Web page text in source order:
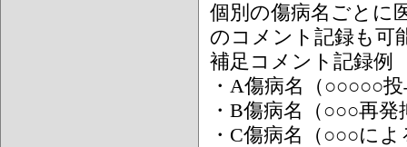
個別の傷病名ごとに
のコメント記録も可
補足コメント記録例
・A傷病名（○○○○○
・B傷病名（○○○再
・C傷病名（○○○に